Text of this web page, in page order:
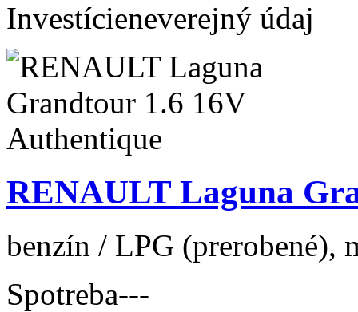
Investícieneverejný údaj
RENAULT Laguna
benzín / LPG (prerobené),
Spotreba---